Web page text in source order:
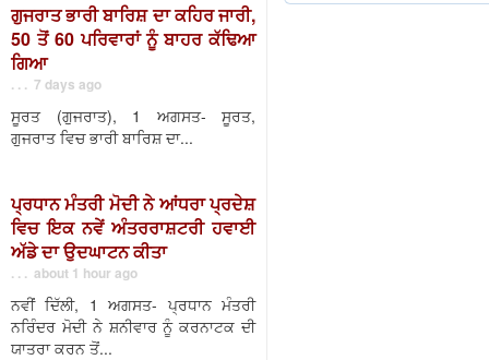
ਗੁਜਰਾਤ ਭਾਰੀ ਬਾਰਿਸ਼ ਦਾ ਕਹਿਰ ਜਾਰੀ,
50 ਤੋਂ 60 ਪਰਿਵਾਰਾਂ ਨੂੰ ਬਾਹਰ ਕੱਢਿਆ
ਗਿਆ
. . . 7 days ago
ਸੂਰਤ (ਗੁਜਰਾਤ), 1 ਅਗਸਤ- ਸੂਰਤ,
ਗੁਜਰਾਤ ਵਿਚ ਭਾਰੀ ਬਾਰਿਸ਼ ਦਾ...
ਪ੍ਰਧਾਨ ਮੰਤਰੀ ਮੋਦੀ ਨੇ ਆਂਧਰਾ ਪ੍ਰਦੇਸ਼
ਵਿਚ ਇਕ ਨਵੇਂ ਅੰਤਰਰਾਸ਼ਟਰੀ ਹਵਾਈ
ਅੱਡੇ ਦਾ ਉਦਘਾਟਨ ਕੀਤਾ
. . . about 1 hour ago
ਨਵੀਂ ਦਿੱਲੀ, 1 ਅਗਸਤ- ਪ੍ਰਧਾਨ ਮੰਤਰੀ
ਨਰਿੰਦਰ ਮੋਦੀ ਨੇ ਸ਼ਨੀਵਾਰ ਨੂੰ ਕਰਨਾਟਕ ਦੀ
ਯਾਤਰਾ ਕਰਨ ਤੋਂ...